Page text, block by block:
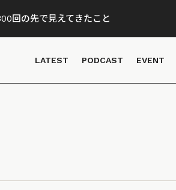
回の先で見えてきたこと
LATEST PODCAST EVENT